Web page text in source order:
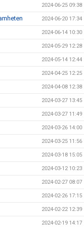
2024-06-25 09:38
2024-06-20 17:34
2024-06-14 10:30
2024-05-29 12:28
2024-05-14 12:44
2024-04-25 12:25
2024-04-08 12:38
2024-03-27 13:45
2024-03-27 11:49
2024-03-26 14:00
2024-03-25 11:56
2024-03-18 15:05
2024-03-12 10:23
2024-02-27 08:07
2024-02-26 17:15
2024-02-22 12:39
2024-02-19 14:17